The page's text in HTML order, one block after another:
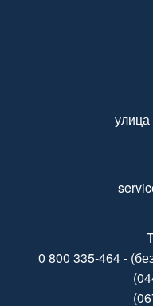
0 800 335-464-